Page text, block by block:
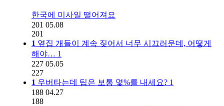
한국에 미사일 떨어져요
201 05.08
201
1 옆집 개들이 계속 짖어서 너무 시끄러운데, 어떻게
해야… 1
227 05.05
227
1 우버타는데 팁은 보통 몇%를 내세요? 1
188 04.27
188